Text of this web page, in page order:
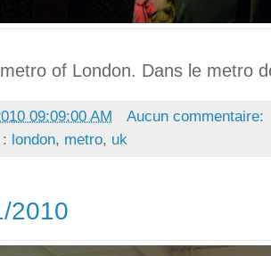
of London. Dans le metro
09:09:00 AM
Aucun commentaire:
london, metro, uk
2010